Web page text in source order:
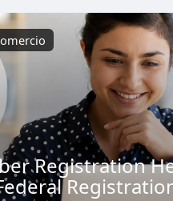
Registration